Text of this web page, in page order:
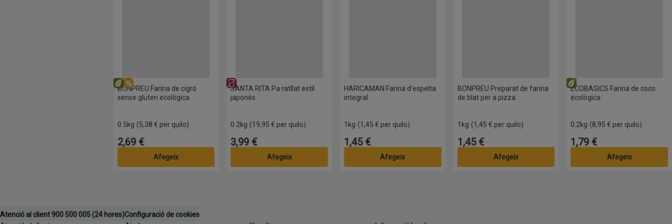
Eco
Sense gluten
BONPREU Farina de cigró
sense gluten ecològica
0.5kg (5,38 € per quilo)
Preu
2,69 €
Afegeix
Sense lactosa
SANTA RITA Pa ratllat estil
japonès
0.2kg (19,95 € per quilo)
Preu
3,99 €
Afegeix
HARICAMAN Farina d'espelta
integral
1kg (1,45 € per quilo)
Preu
1,45 €
Afegeix
BONPREU Preparat de farina
de blat per a pizza
1kg (1,45 € per quilo)
Preu
1,45 €
Afegeix
Eco
ECOBASICS Farina de coco
ecològica
0.2kg (8,95 € per quilo)
Preu
1,79 €
Afegeix
Atenció al client 900 500 005 (24 hores)Configuració de cookies